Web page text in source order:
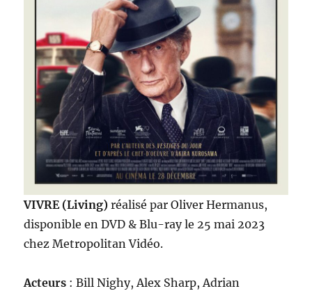
VIVRE (Living)réalisé par Oliver Hermanus,
disponible en DVD & Blu-ray le 25 mai 2023
chez Metropolitan Vidéo.
Acteurs : Bill Nighy, Alex Sharp, Adrian